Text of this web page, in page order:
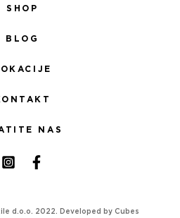
SHOP
BLOG
NAS
d.o.o. 2022. Developed by Cubes